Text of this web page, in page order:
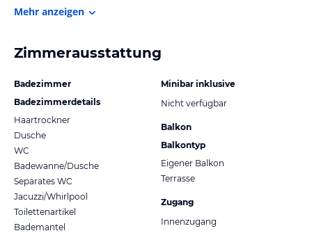
Mehr anzeigen
Zimmerausstattung
Badezimmer
Badezimmerdetails
Haartrockner
Dusche
WC
Badewanne/Dusche
Separates WC
Jacuzzi/Whirlpool
Toilettenartikel
Bademantel
Minibar inklusive
Nicht verfügbar
Balkon
Balkontyp
Eigener Balkon
Terrasse
Zugang
Innenzugang